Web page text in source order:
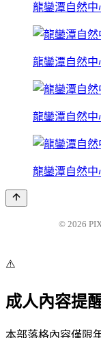
龍鑾潭自然中
龍鑾潭自然中
龍鑾潭自然中
龍鑾潭自然中
© 2026
⚠️
成人內容提
本部落格內容僅限